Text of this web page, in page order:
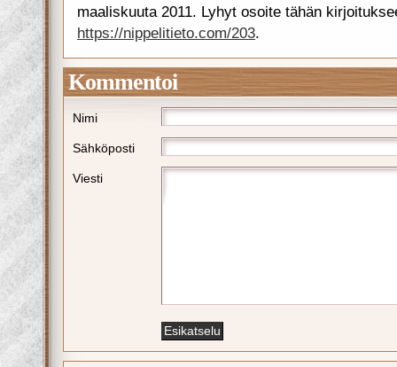
maaliskuuta 2011. Lyhyt osoite tähän
https://nippelitieto.com/203.
Kommentoi
Nimi
Sähköposti
Viesti